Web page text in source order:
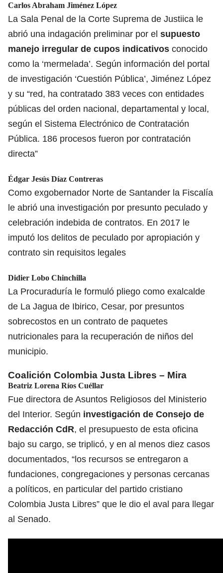
Carlos Abraham Jiménez López
La Sala Penal de la Corte Suprema de Justiica le
abrió una indagación preliminar por el supuesto
manejo irregular de cupos indicativos conocido
como la ‘mermelada’. Según información del portal
de investigación ‘Cuestión Pública’, Jiménez López
y su “red, ha contratado 383 veces con entidades
públicas del orden nacional, departamental y local,
según el Sistema Electrónico de Contratación
Pública. 186 procesos fueron por contratación
directa”
Édgar Jesús Díaz Contreras
Como exgobernador Norte de Santander la Fiscalía
le abrió una investigación por presunto peculado y
celebración indebida de contratos. En 2017 le
imputó los delitos de peculado por apropiación y
contrato sin requisitos legales
Didier Lobo Chinchilla
La Procuraduría le formuló pliego como exalcalde
de La Jagua de Ibirico, Cesar, por presuntos
sobrecostos en un contrato de paquetes
nutricionales para la recuperación de niños del
municipio.
Coalición Colombia Justa Libres – Mira
Beatriz Lorena Ríos Cuéllar
Fue directora de Asuntos Religiosos del Ministerio
del Interior. Según investigación de Consejo de
Redacción CdR, el presupuesto de esta oficina
bajo su cargo, se triplicó, y en al menos diez casos
documentados, “los recursos se entregaron a
fundaciones, congregaciones y personas cercanas
a políticos, en particular del partido cristiano
Colombia Justa Libres” que le dio el aval para llegar
al Senado.